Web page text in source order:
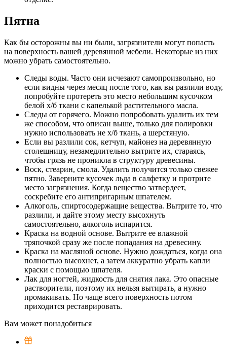
Пятна
Как бы осторожны вы ни были, загрязнители могут попасть
на поверхность вашей деревянной мебели. Некоторые из них
можно убрать самостоятельно.
Следы воды. Часто они исчезают самопроизвольно, но
если видны через месяц после того, как вы разлили воду,
попробуйте протереть это место небольшим кусочком
белой х/б ткани с капелькой растительного масла.
Следы от горячего. Можно попробовать удалить их тем
же способом, что описан выше, только для полировки
нужно использовать не х/б ткань, а шерстяную.
Если вы разлили сок, кетчуп, майонез на деревянную
столешницу, незамедлительно вытрите их, стараясь,
чтобы грязь не проникла в структуру древесины.
Воск, стеарин, смола. Удалить получится только свежее
пятно. Заверните кусочек льда в салфетку и протрите
место загрязнения. Когда вещество затвердеет,
соскребите его антипригарным шпателем.
Алкоголь, спиртосодержащие вещества. Вытрите то, что
разлили, и дайте этому месту высохнуть
самостоятельно, алкоголь испарится.
Краска на водной основе. Вытрите ее влажной
тряпочкой сразу же после попадания на древесину.
Краска на масляной основе. Нужно дождаться, когда она
полностью высохнет, а затем аккуратно убрать капли
краски с помощью шпателя.
Лак для ногтей, жидкость для снятия лака. Это опасные
растворители, поэтому их нельзя вытирать, а нужно
промакивать. Но чаще всего поверхность потом
приходится реставрировать.
Вам может понадобиться